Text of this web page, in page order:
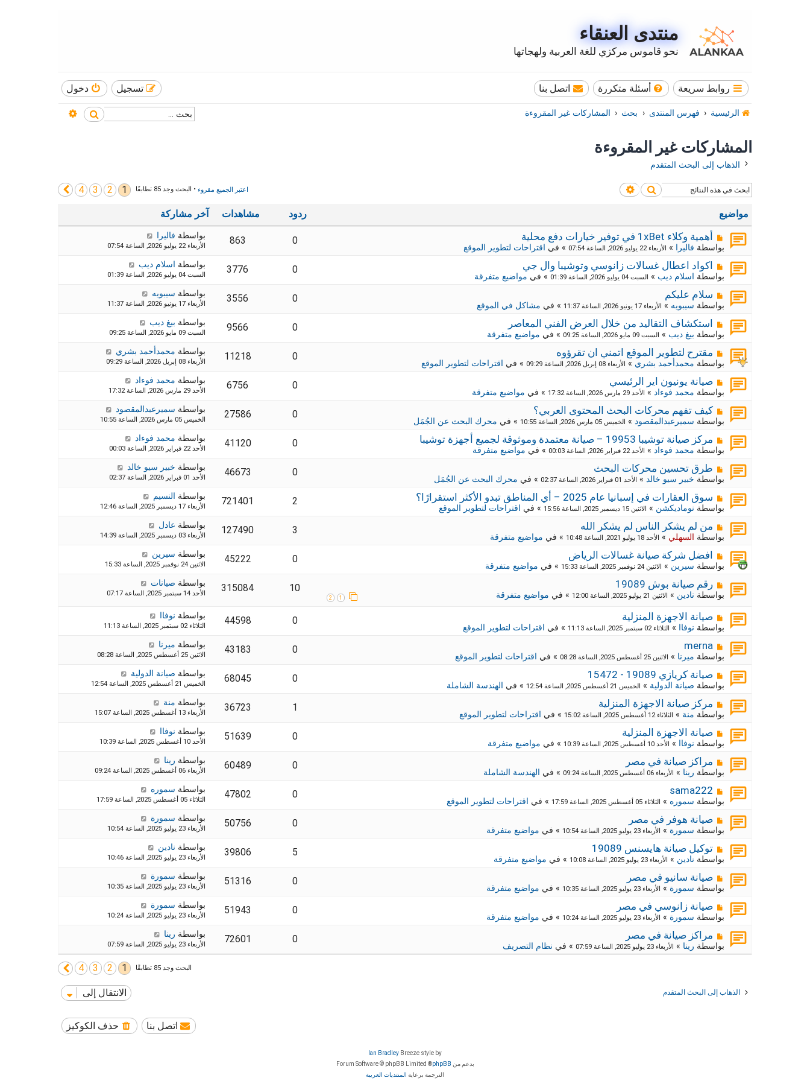
منتدى العنقاء
نحو قاموس مركزي للغة العربية ولهجاتها
روابط سريعة أسئلة متكررة اتصل بنا دخول تسجيل
الرئيسية فهرس المنتدى بحث المشاركات غير المقروءة بحث
المشاركات غير المقروءة
الذهاب إلى البحث المتقدم
بحث بحث متقدم اعتبر الجميع مقروء • البحث وجد 85 تطابقًا 1
2
3
4 التالي
مواضيع ردود مشاهدات آخر مشاركة
م
ش
ر
ك
ة
ج
د
د
ة
أهمية وكلاء 1xBet في توفير خيارات دفع محلية
بواسطة فاليرا » الأربعاء 22 يوليو 2026, الساعة 07:54 » في اقتراحات لتطوير الموقع
0
863 بواسطة فاليرا
الأربعاء 22 يوليو 2026, الساعة 07:54
م
ش
ر
ك
ة
ج
د
ة
اكواد اعطال غسالات زانوسي وتوشيبا وال جي
بواسطة اسلام ديب » السبت 04 يوليو 2026, الساعة 01:39 » في مواضيع متفرقة
0
3776 بواسطة اسلام ديب
السبت 04 يوليو 2026, الساعة 01:39
م
ش
ر
ك
ة
ج
د
د
ة
سلام عليكم
بواسطة سيبويه » الأربعاء 17 يونيو 2026, الساعة 11:37 » في مشاكل في الموقع
0
3556 بواسطة سيبويه
الأربعاء 17 يونيو 2026, الساعة 11:37
م
ش
ك
ة
ج
د
د
ة
استكشاف التقاليد من خلال العرض الفني المعاصر
بواسطة بيغ ديب » السبت 09 مايو 2026, الساعة 09:25 » في مواضيع متفرقة
0
9566 بواسطة بيغ ديب
السبت 09 مايو 2026, الساعة 09:25
م
ش
ر
ك
ة
ج
د
ة
مقترح لتطوير الموقع اتمني ان تقرؤوه
بواسطة محمدأحمد بشري » الأربعاء 08 إبريل 2026, الساعة 09:29 » في اقتراحات لتطوير الموقع
0
11218 بواسطة محمدأحمد بشري
الأربعاء 08 إبريل 2026, الساعة 09:29
م
ش
ر
ك
ة
ج
د
د
ة
صيانة يونيون اير الرئيسي
بواسطة محمد فوءاد » الأحد 29 مارس 2026, الساعة 17:32 » في مواضيع متفرقة
0
6756 بواسطة محمد فوءاد
الأحد 29 مارس 2026, الساعة 17:32
م
ش
ك
ة
ج
د
د
ة
كيف تفهم محركات البحث المحتوى العربي؟
بواسطة سميرعبدالمقصود » الخميس 05 مارس 2026, الساعة 10:55 » في محرك البحث عن الجُمَل
0
27586 بواسطة سميرعبدالمقصود
الخميس 05 مارس 2026, الساعة 10:55
م
ش
ر
ك
ة
ج
د
ة
مركز صيانة توشيبا 19953 – صيانة معتمدة وموثوقة لجميع أجهزة توشيبا
بواسطة محمد فوءاد » الأحد 22 فبراير 2026, الساعة 00:03 » في مواضيع متفرقة
0
41120 بواسطة محمد فوءاد
الأحد 22 فبراير 2026, الساعة 00:03
م
ش
ر
ك
ة
ج
د
د
ة
طرق تحسين محركات البحث
بواسطة خبير سيو خالد » الأحد 01 فبراير 2026, الساعة 02:37 » في محرك البحث عن الجُمَل
0
46673 بواسطة خبير سيو خالد
الأحد 01 فبراير 2026, الساعة 02:37
م
ش
ك
ة
ج
د
د
ة
سوق العقارات في إسبانيا عام 2025 – أي المناطق تبدو الأكثر استقرارًا؟
بواسطة نوماديكشن » الاثنين 15 ديسمبر 2025, الساعة 15:56 » في اقتراحات لتطوير الموقع
2
721401 بواسطة النسيم
الأربعاء 17 ديسمبر 2025, الساعة 12:46
م
ش
ر
ك
ة
ج
د
ة
من لم يشكر الناس لم يشكر الله
بواسطة السهلي » الأحد 18 يوليو 2021, الساعة 10:48 » في مواضيع متفرقة
3
127490 بواسطة عادل
الأربعاء 03 ديسمبر 2025, الساعة 14:39
م
ش
ر
ك
ة
د
ي
ة
افضل شركة صيانة غسالات الرياض
بواسطة سيرين » الاثنين 24 نوفمبر 2025, الساعة 15:33 » في مواضيع متفرقة
0
45222 بواسطة سيرين
الاثنين 24 نوفمبر 2025, الساعة 15:33
م
ش
ك
ة
د
ي
ة
رقم صيانة بوش 19089
بواسطة نادين » الاثنين 21 يوليو 2025, الساعة 12:00 » في مواضيع متفرقة 1
2
10
315084 بواسطة صيانات
الأحد 14 سبتمبر 2025, الساعة 07:17
م
ش
ر
ك
ة
ج
د
ة
صيانة الاجهزة المنزلية
بواسطة نوفاا » الثلاثاء 02 سبتمبر 2025, الساعة 11:13 » في اقتراحات لتطوير الموقع
0
44598 بواسطة نوفاا
الثلاثاء 02 سبتمبر 2025, الساعة 11:13
م
ش
ر
ك
ة
د
د
ة
merna
بواسطة ميرنا » الاثنين 25 أغسطس 2025, الساعة 08:28 » في اقتراحات لتطوير الموقع
0
43183 بواسطة ميرنا
الاثنين 25 أغسطس 2025, الساعة 08:28
م
ش
ك
ة
ج
د
ة
صيانة كريازي 19089 - 15472
بواسطة صيانة الدولية » الخميس 21 أغسطس 2025, الساعة 12:54 » في الهندسة الشاملة
0
68045 بواسطة صيانة الدولية
الخميس 21 أغسطس 2025, الساعة 12:54
ش
ر
ك
ة
د
د
ة
مركز صيانة الاجهزة المنزلية
بواسطة منة » الثلاثاء 12 أغسطس 2025, الساعة 15:02 » في اقتراحات لتطوير الموقع
1
36723 بواسطة منة
الأربعاء 13 أغسطس 2025, الساعة 15:07
م
ش
ك
ة
ج
د
د
ة
صيانة الاجهزة المنزلية
بواسطة نوفاا » الأحد 10 أغسطس 2025, الساعة 10:39 » في مواضيع متفرقة
0
51639 بواسطة نوفاا
الأحد 10 أغسطس 2025, الساعة 10:39
ش
ر
ك
ة
ج
د
د
ة
مراكز صيانة في مصر
بواسطة رينا » الأربعاء 06 أغسطس 2025, الساعة 09:24 » في الهندسة الشاملة
0
60489 بواسطة رينا
الأربعاء 06 أغسطس 2025, الساعة 09:24
م
ش
ر
ك
ة
ج
د
د
ة
sama222
بواسطة سموره » الثلاثاء 05 أغسطس 2025, الساعة 17:59 » في اقتراحات لتطوير الموقع
0
47802 بواسطة سموره
الثلاثاء 05 أغسطس 2025, الساعة 17:59
م
ش
ر
ك
ة
ج
د
د
ة
صيانة هوفر في مصر
بواسطة سمورة » الأربعاء 23 يوليو 2025, الساعة 10:54 » في مواضيع متفرقة
0
50756 بواسطة سمورة
الأربعاء 23 يوليو 2025, الساعة 10:54
م
ش
ر
ك
ة
ج
د
ة
توكيل صيانة هايسنس 19089
بواسطة نادين » الأربعاء 23 يوليو 2025, الساعة 10:08 » في مواضيع متفرقة
5
39806 بواسطة نادين
الأربعاء 23 يوليو 2025, الساعة 10:46
م
ش
ر
ك
ة
د
ي
صيانة سانيو في مصر
بواسطة سمورة » الأربعاء 23 يوليو 2025, الساعة 10:35 » في مواضيع متفرقة
0
51316 بواسطة سمورة
الأربعاء 23 يوليو 2025, الساعة 10:35
م
ش
ك
ة
د
صيانة زانوسي في مصر
بواسطة سمورة » الأربعاء 23 يوليو 2025, الساعة 10:24 » في مواضيع متفرقة
0
51943 بواسطة سمورة
الأربعاء 23 يوليو 2025, الساعة 10:24
ش
ا
ج
مراكز صيانة في مصر
بواسطة رينا » الأربعاء 23 يوليو 2025, الساعة 07:59 » في نظام التصريف
0
72601 بواسطة رينا
الأربعاء 23 يوليو 2025, الساعة 07:59
البحث وجد 85 تطابقًا 1
2
3
4 التالي
الذهاب إلى البحث المتقدم الانتقال إلى
حذف الكوكيز اتصل بنا
Breeze style by
Ian Bradley
بدعم من phpBB
® Forum Software © phpBB Limited
الترجمة برعاية المنتديات العربية